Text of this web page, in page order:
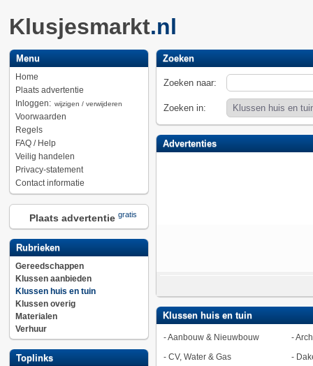
Klusjesmarkt.nl
Menu
Home
Plaats advertentie
Inloggen: wijzigen / verwijderen
Voorwaarden
Regels
FAQ / Help
Veilig handelen
Privacy-statement
Contact informatie
Plaats advertentie gratis
Rubrieken
Gereedschappen
Klussen aanbieden
Klussen huis en tuin
Klussen overig
Materialen
Verhuur
Toplinks
Zoeken
Zoeken naar:
Zoeken in:
Advertenties
Klussen huis en tuin
-Aanbouw & Nieuwbouw -
- CV, Water & Gas -